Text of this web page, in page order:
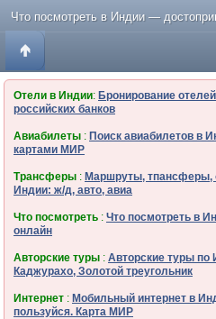
Что посмотреть в Индии —
Отели в Индии: Бронирование
российских банков
Авиабилеты : Поиск авиабилетов в
картами МИР
Трансферы : Маршруты, тпансферы,
Индии: ж/д, авто, авиа
Что посмотреть : Что посмотреть в
онлайн
Авторские туры : Авторские туры по
Каджурахо, Золотой треугольник
Интернет : Мобильный интернет в
пользуйся. Карта МИР